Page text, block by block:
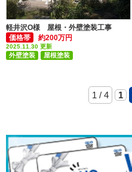
軽井沢O様 屋根・外壁塗装工事
価格帯
約200万円
2025.11.30 更新
外壁塗装
屋根塗装
1 / 4 1